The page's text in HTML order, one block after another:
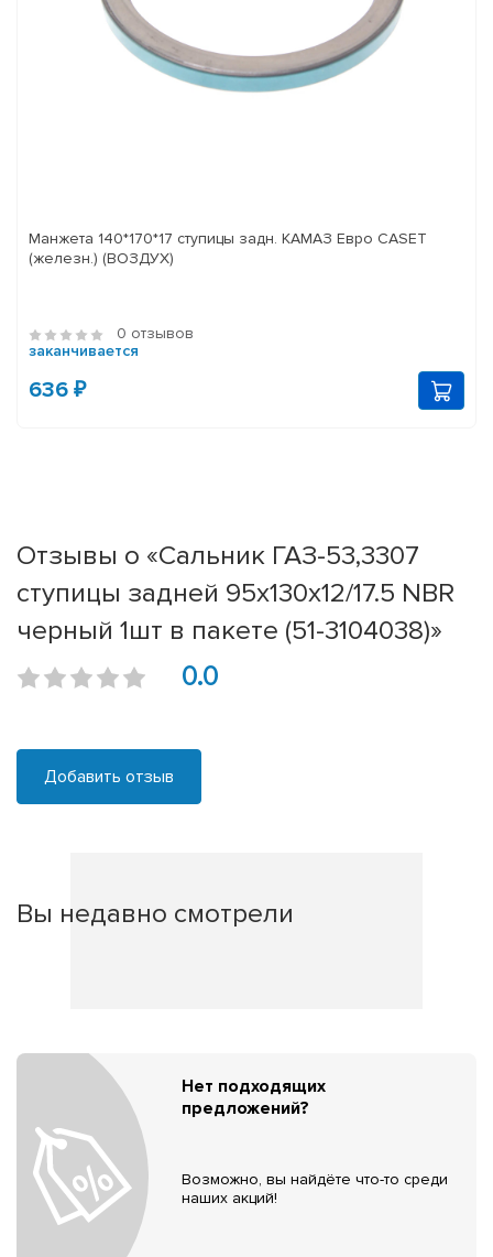
Манжета 140*170*17 ступицы задн. КАМАЗ Евро CASET
(железн.) (ВОЗДУХ)
0 отзывов
заканчивается
636 ₽
Отзывы о «Сальник ГАЗ-53,3307
ступицы задней 95х130х12/17.5 NBR
черный 1шт в пакете (51-3104038)»
0.0
Добавить отзыв
Вы недавно смотрели
Нет подходящих
предложений?
Возможно, вы найдёте что-то среди
наших акций!